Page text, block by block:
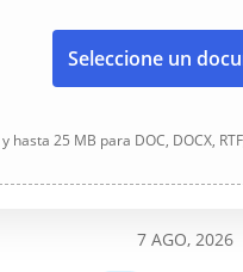
Seleccione un
25 MB para DOC, DOCX, RTF,
7 AGO, 2026